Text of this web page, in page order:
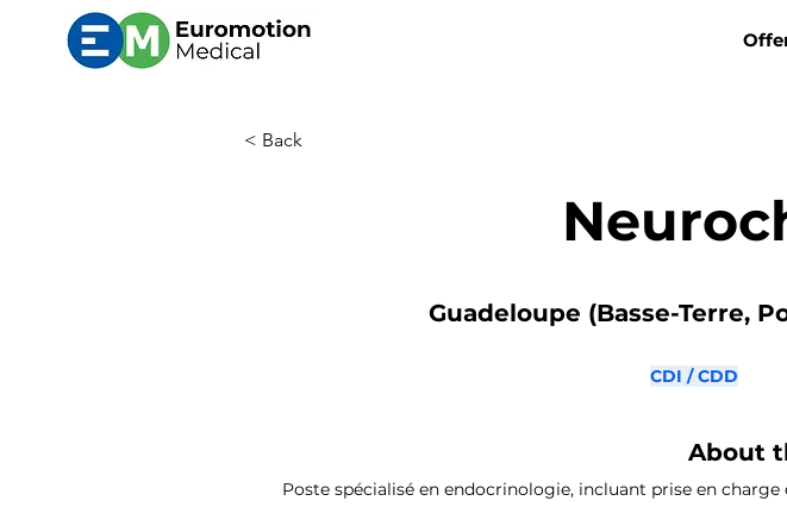
< Back
Guadeloupe (Basse-Terre,
CDI / CDD
About
Poste spécialisé en endocrinologie, incluant prise en